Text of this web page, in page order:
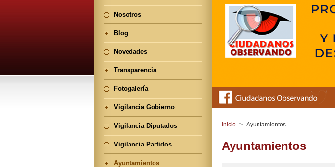
Inicio > Ayuntamientos
Ayuntamientos
Nosotros
Blog
Novedades
Transparencia
Fotogalería
Vigilancia Gobierno
Vigilancia Diputados
Vigilancia Partidos
Ayuntamientos